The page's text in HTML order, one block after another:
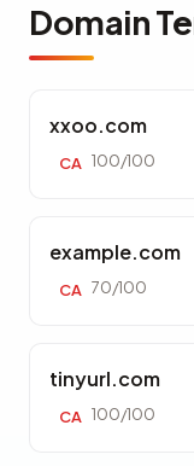
Domain
xxoo.com
CA 100/100
example.com
CA 70/100
tinyurl.com
CA 100/100